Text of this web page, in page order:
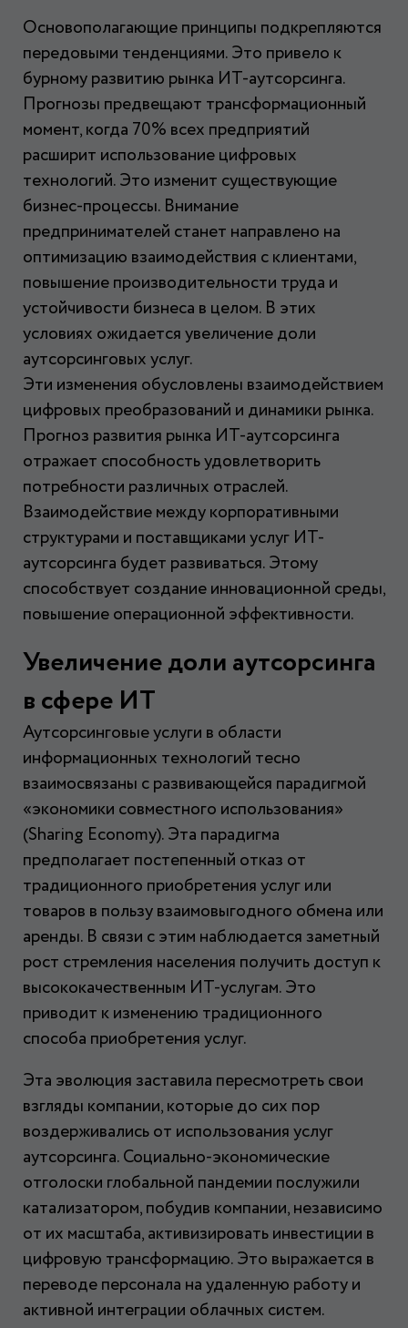
Основополагающие принципы подкрепляются
передовыми тенденциями. Это привело к
бурному развитию рынка ИТ-аутсорсинга.
Прогнозы предвещают трансформационный
момент, когда 70% всех предприятий
расширит использование цифровых
технологий. Это изменит существующие
бизнес-процессы. Внимание
предпринимателей станет направлено на
оптимизацию взаимодействия с клиентами,
повышение производительности труда и
устойчивости бизнеса в целом. В этих
условиях ожидается увеличение доли
аутсорсинговых услуг.
Эти изменения обусловлены взаимодействием
цифровых преобразований и динамики рынка.
Прогноз развития рынка ИТ-аутсорсинга
отражает способность удовлетворить
потребности различных отраслей.
Взаимодействие между корпоративными
структурами и поставщиками услуг ИТ-
аутсорсинга будет развиваться. Этому
способствует создание инновационной среды,
повышение операционной эффективности.
Увеличение доли аутсорсинга
в сфере ИТ
Аутсорсинговые услуги в области
информационных технологий тесно
взаимосвязаны с развивающейся парадигмой
«экономики совместного использования»
(Sharing Economy). Эта парадигма
предполагает постепенный отказ от
традиционного приобретения услуг или
товаров в пользу взаимовыгодного обмена или
аренды. В связи с этим наблюдается заметный
рост стремления населения получить доступ к
высококачественным ИТ-услугам. Это
приводит к изменению традиционного
способа приобретения услуг.
Эта эволюция заставила пересмотреть свои
взгляды компании, которые до сих пор
воздерживались от использования услуг
аутсорсинга. Социально-экономические
отголоски глобальной пандемии послужили
катализатором, побудив компании, независимо
от их масштаба, активизировать инвестиции в
цифровую трансформацию. Это выражается в
переводе персонала на удаленную работу и
активной интеграции облачных систем.